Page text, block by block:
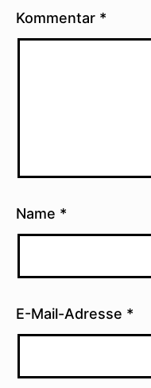
Kommentar *
Name *
E-Mail-Adresse *